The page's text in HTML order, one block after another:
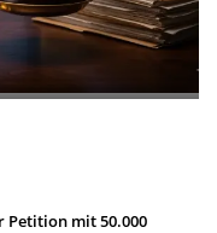
Petition mit 50.000